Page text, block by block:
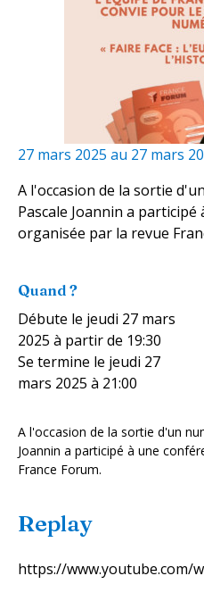
27 mars 2025 au 27 mars
A l'occasion de la sortie
Pascale Joannin a participé
organisée par la revue
Quand ?
Débute le jeudi 27 mars
2025 à partir de 19:30
Se termine le jeudi 27
mars 2025 à 21:00
A l'occasion de la sortie d'un
Joannin a participé à une
France Forum.
Replay
https://www.youtube.com/